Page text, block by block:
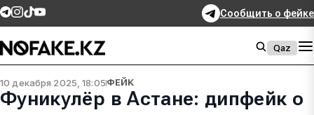
Сообщить о фейке
Qaz
10 декабря 2025, 18:05ФЕЙК
Фуникулёр в Астане: дипфейк о